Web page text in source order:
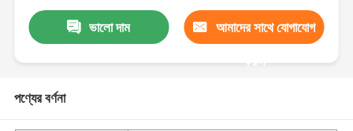
ভালো দাম আমাদের সাথে যোগাযোগ
করুন
পণ্যের বর্ণনা